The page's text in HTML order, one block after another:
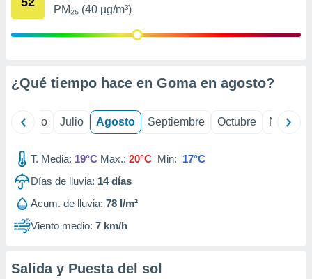
publicidad
publicidad
1199
PM₂₅ (40 µg/m³)
¿Qué tiempo hace en Goma en agosto?
Junio Julio Agosto Septiembre Octubre
T. Media: 19°C Max.: 20°C Min: 17°C
Días de lluvia: 14días
Acum. de lluvia: 78 l/m²
Viento medio: 7 km/h
Salida y Puesta del sol